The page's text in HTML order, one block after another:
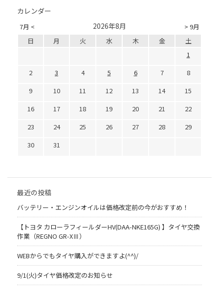
カレンダー
7月 < > 9月
2026年8月
日 月 火 水 木 金
土
1
2
3 4 5 6 7
8
9
10 11 12 13 14
15
16
17 18 19 20 21
22
23
24 25 26 27 28
29
30
31
最近の投稿
バッテリー・エンジンオイルは価格改定前の今がおすすめ！
【トヨタ カローラフィールダーHV(DAA-NKE165G) 】タイヤ交換
作業（REGNO GR-XⅢ）
WEBからでもタイヤ購入ができますよ(^^)/
9/1(火)タイヤ価格改定のお知らせ